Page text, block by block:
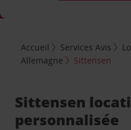
Accueil Services Avis
Allemagne
Sittensen
Sittensen
personnalisée